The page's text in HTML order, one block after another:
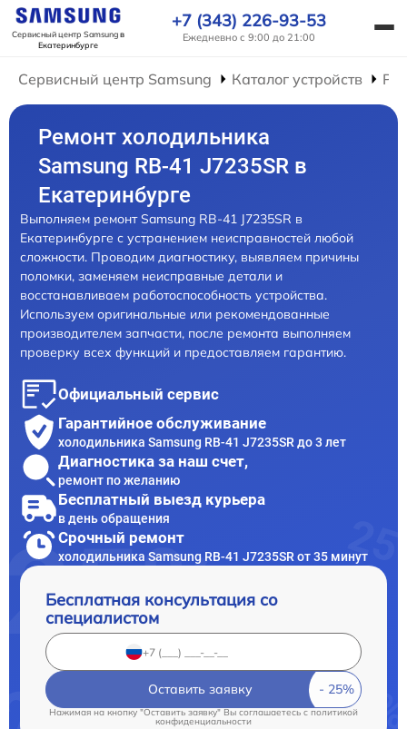
Сервисный центр Samsungв
Екатеринбурге
+7 (343) 226-93-53
Ежедневно с 9:00 до 21:00
Сервисный центр Samsung Каталог устройств
Ремонт холодильника
Samsung RB-41 J7235SR в
Екатеринбурге
Выполняем ремонт Samsung RB-41 J7235SR в
Екатеринбурге с устранением неисправностей любой
сложности. Проводим диагностику, выявляем причины
поломки, заменяем неисправные детали и
восстанавливаем работоспособность устройства.
Используем оригинальные или рекомендованные
производителем запчасти, после ремонта выполняем
проверку всех функций и предоставляем гарантию.
Официальный сервис
Гарантийное обслуживание
холодильника Samsung RB-41 J7235SR до 3 лет
Диагностика за наш счет,
ремонт по желанию
Бесплатный выезд курьера
в день обращения
Срочный ремонт
холодильника Samsung RB-41 J7235SR от 35 минут
Бесплатная консультация со
специалистом
Оставить заявку
Нажимая на кнопку "Оставить заявку" Вы соглашаетесь c политикой
конфиденциальности